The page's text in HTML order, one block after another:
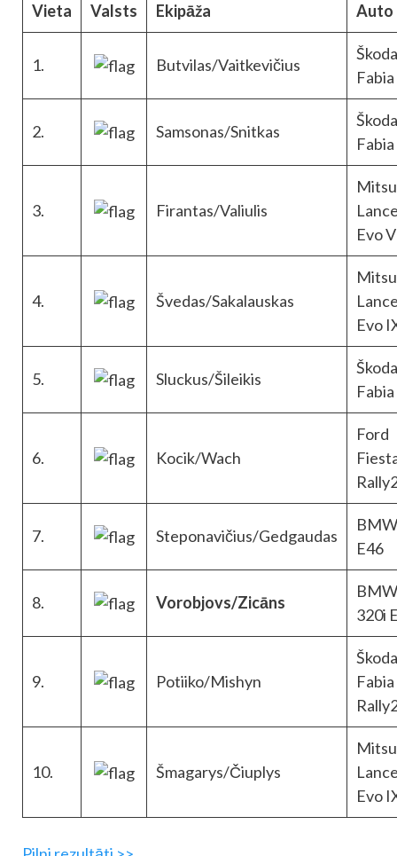
Vieta Valsts Ekipāža Auto
1. Butvilas/Vaitkevičius
Škoda
2. Samsonas/Snitkas
Škoda
3. Firantas/Valiulis
Evo
4. Švedas/Sakalauskas
Evo
5. Sluckus/Šileikis
Škoda
6. Kocik/Wach
Ford
7. Steponavičius/Gedgaudas
E46
8. Vorobjovs/Zicāns
BMW
320i
9. Potiiko/Mishyn
Škoda
Fabia
10. Šmagarys/Čiuplys
Evo